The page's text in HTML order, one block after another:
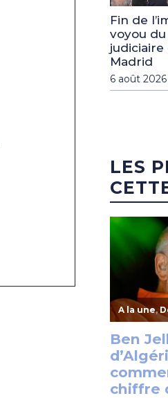
Fin de
voyou
Madrid
6 août 2026
LES